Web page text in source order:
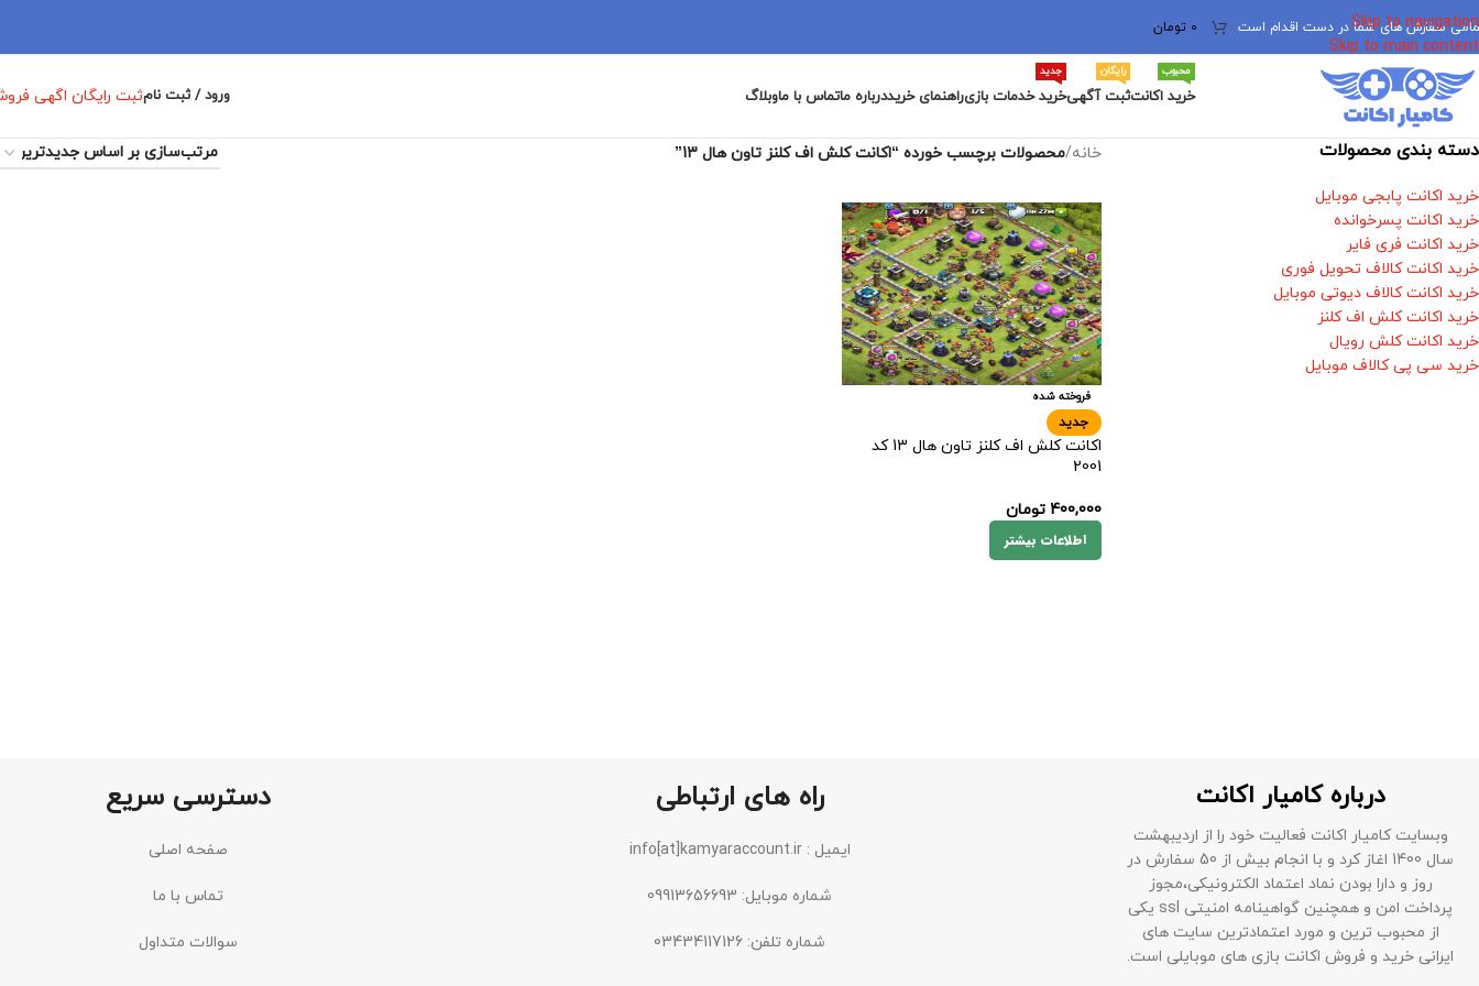
Skip to navigation
Skip to main content
سفارش های شما در دست اقدام است 0 تومان
خرید اکانت
محبوب
ثبت آگهی
رایگان
خرید خدمات بازی
جدید
راهنمای خریددرباره ماتماس با ماوبلاگ ورود / ثبت نامثبت رایگان اگهی
دسته بندی محصولات
خرید اکانت پابجی موبایل
خرید اکانت پسرخوانده
خرید اکانت فری فایر
خرید اکانت کالاف تحویل فوری
خرید اکانت کالاف دیوتی موبایل
خرید اکانت کلش اف کلنز
خرید اکانت کلش رویال
خرید سی پی کالاف موبایل
خانه/محصولات برچسب خورده “اکانت کلش اف کلنز تاون هال 13”
فروخته شده
جدید
اکانت کلش اف کلنز تاون هال 13 کد
2001
400,000 تومان
اطلاعات بیشتر
درباره کامیار اکانت
وبسایت کامیار اکانت فعالیت خود را از اردیبهشت
سال 1400 اغاز کرد و با انجام بیش از 50 سفارش در
روز و دارا بودن نماد اعتماد الکترونیکی،مجوز
پرداخت امن و همچنین گواهینامه امنیتی ssl یکی
از محبوب ترین و مورد اعتمادترین سایت های
ایرانی خرید و فروش اکانت بازی های موبایلی است.
راه های ارتباطی
ایمیل : info[at]kamyaraccount.ir
شماره موبایل: 09913656693
شماره تلفن: 03434117126
دسترسی سریع
صفحه اصلی
تماس با ما
سوالات متداول